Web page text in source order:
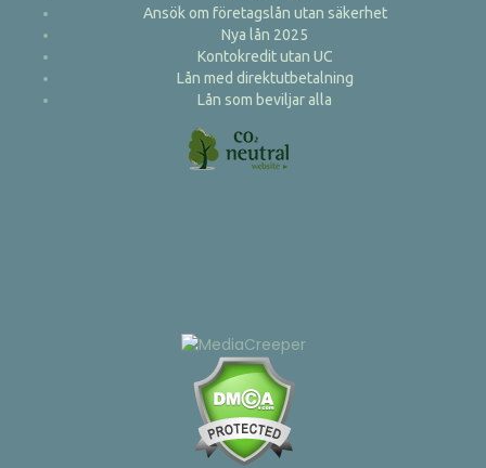
Ansök om företagslån utan säkerhet
Nya lån 2025
Kontokredit utan UC
Lån med direktutbetalning
Lån som beviljar alla